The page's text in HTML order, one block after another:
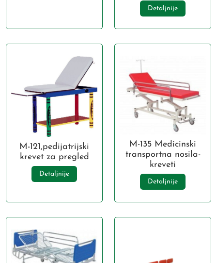
Detaljnije
M-121,pedijatrijski
krevet za pregled
Detaljnije
M-135 Medicinski
transportna nosila-
kreveti
Detaljnije